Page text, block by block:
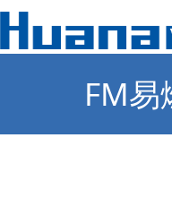
FM易